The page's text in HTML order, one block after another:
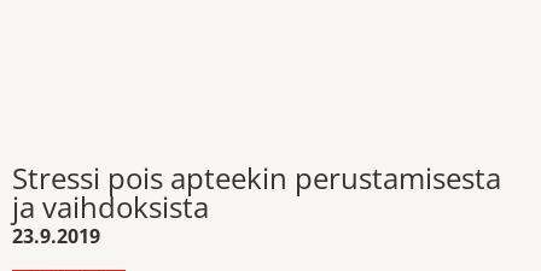
Stressi pois apteekin perustamisesta
ja vaihdoksista
23.9.2019